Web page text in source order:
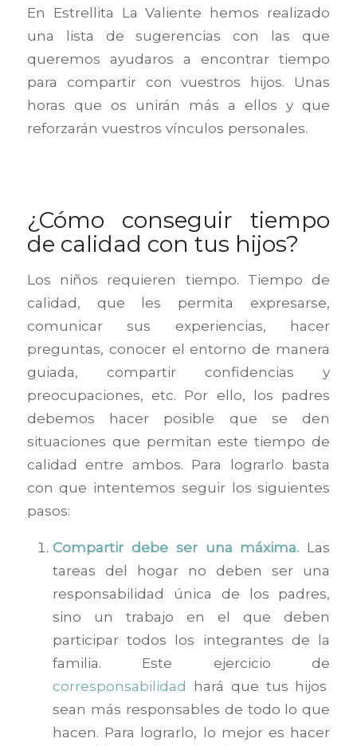
En Estrellita La Valiente hemos realizado
una lista de sugerencias con las que
queremos ayudaros a encontrar tiempo
para compartir con vuestros hijos. Unas
horas que os unirán más a ellos y que
reforzarán vuestros vínculos personales.
¿Cómo conseguir tiempo
de calidad con tus hijos?
Los niños requieren tiempo. Tiempo de
calidad, que les permita expresarse,
comunicar sus experiencias, hacer
preguntas, conocer el entorno de manera
guiada, compartir confidencias y
preocupaciones, etc. Por ello, los padres
debemos hacer posible que se den
situaciones que permitan este tiempo de
calidad entre ambos. Para lograrlo basta
con que intentemos seguir los siguientes
pasos:
Compartir debe ser una máxima. Las
tareas del hogar no deben ser una
responsabilidad única de los padres,
sino un trabajo en el que deben
participar todos los integrantes de la
familia. Este ejercicio de
corresponsabilidad hará que tus hijos
sean más responsables de todo lo que
hacen. Para lograrlo, lo mejor es hacer